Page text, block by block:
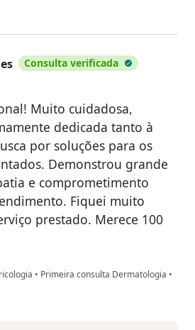
Consulta verificada
Muito cuidadosa,
dedicada tanto à
por soluções para os
Demonstrou grande
e comprometimento
Fiquei muito
prestado. Merece 100
• Primeira consulta Dermatologia •
Rodrigues